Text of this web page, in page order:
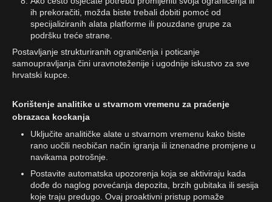
ih prekoračiti, možda biste trebali dobiti pomoć od
specijaliziranih alata platforme ili pouzdane grupe za
podršku treće strane.
Postavljanje strukturiranih ograničenja i poticanje
samoupravljanja čini uravnoteženije i ugodnije iskustvo za sve
hrvatski kupce.
Korištenje analitike u stvarnom vremenu za praćenje
obrazaca kockanja
Uključite analitičke alate u stvarnom vremenu kako biste
rano uočili neobičan način igranja ili iznenadne promjene u
navikama potrošnje.
Postavite automatska upozorenja koja se aktiviraju kada
dođe do naglog povećanja depozita, brzih gubitaka ili sesija
koje traju predugo. Ovaj proaktivni pristup pomaže